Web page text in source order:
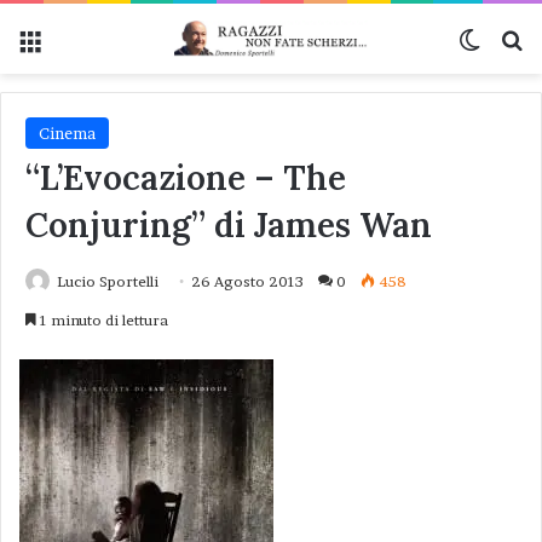
Cinema
“L’Evocazione – The
Conjuring” di James Wan
Lucio Sportelli 26 Agosto 2013 0 458
1 minuto di lettura